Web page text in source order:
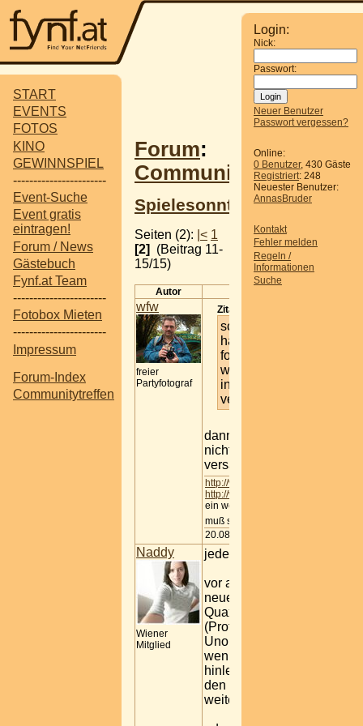
START
EVENTS
FOTOS
KINO
GEWINNSPIEL
-----------------------
Event-Suche
Event gratis
eintragen!
Forum / News
Gästebuch
Fynf.at Team
-----------------------
Fotobox Mieten
-----------------------
Impressum
Forum-Index
Communitytreffen
Login:
Nick:
Passwort:
Neuer Benutzer
Passwort vergessen?
Online:
0 Benutzer, 430 Gäste
Registriert: 248
Neuester Benutzer:
AnnasBruder
Kontakt
Fehler melden
Regeln /
Informationen
Suche
Forum:
Communitytreffen
Spielesonntag
Seiten (2): |< 1
[2]
(Beitrag 11-
15/15)
Autor
wfw
freier
Partyfotograf
Zitat von
schon.. aber
haben keine
fotos gemacht..
waren zu sehr
ins spielen
vertieft.
dann weiß ich ja gar
nicht, was ich
versäumt habe..-
http://www.fotoevent.tk
http://wfw.heim.at
ein wenig Eigenwerbung
muß sein
20.08.2007 13:07
Naddy
Wiener
Mitglied
jede Menge Spaß
vor allem was die
neue Regel von
Quaxi
(Prof.The_Frog) beim
Uno betrifft, wo man
wenn wer die 0
hinlegt, den Stoß an
den nächsten
weitergeben muss